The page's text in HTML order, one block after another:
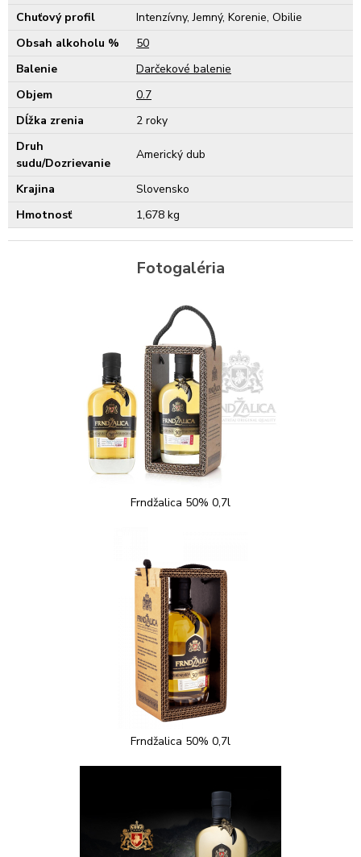
Chuťový profil
Intenzívny, Jemný, Korenie, Obilie
Obsah alkoholu %
50
Balenie
Darčekové balenie
Objem
0.7
Dĺžka zrenia
2 roky
Druh
sudu/Dozrievanie
Americký dub
Krajina
Slovensko
Hmotnosť
1,678 kg
Fotogaléria
Frndžalica 50% 0,7l
Frndžalica 50% 0,7l